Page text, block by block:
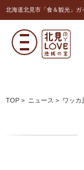
北海道北見市「食＆観光」ガ
TOP > ニュース > ワッカ